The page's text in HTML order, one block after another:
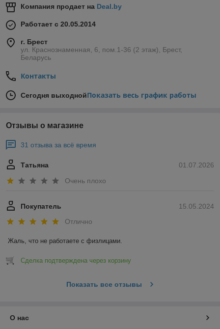
Компания продает на Deal.by
Работает с 20.05.2014
г. Брест
ул. Краснознаменная, 6, пом.1-36 (2 этаж), Брест,
Беларусь
Контакты
Сегодня выходнойПоказать весь график работы
Отзывы о магазине
31 отзыва за всё время
01.07.2026
Татьяна
Очень плохо
15.05.2024
Покупатель
Отлично
Жаль, что не работаете с физлицами.
Сделка подтверждена через корзину
Показать все отзывы
О нас